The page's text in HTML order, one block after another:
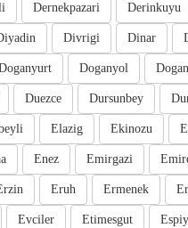
Derinkuyu
Dernekpazari
Dinar
Divrigi
Doganyol
Dursunbey
Duezce
Ekinozu
Elazig
Emirgazi
Enez
Ermenek
Eruh
Etimesgut
Evciler